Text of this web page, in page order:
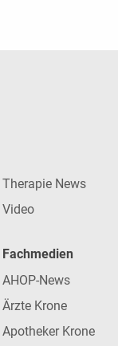
Therapie News
Video
Fachmedien
AHOP-News
Ärzte Krone
Apotheker Krone